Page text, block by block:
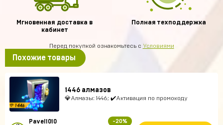
Мгновенная доставка в
кабинет
Полная техподдержка
Перед покупкой ознакомьтесь с Условиями
Похожие товары
1446 алмазов
💎Алмазы: 1446; ✔️Активация по промокоду
Pavel1010 -20%